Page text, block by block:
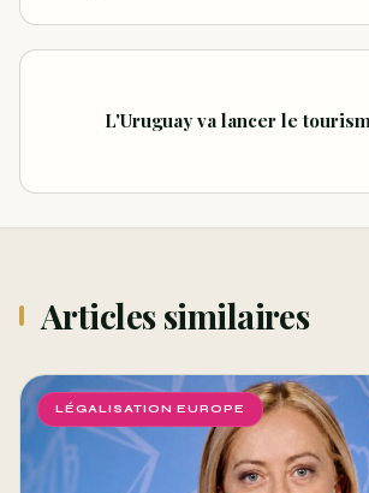
L'Uruguay va lancer le
Articles similaires
LÉGALISATION EUROPE